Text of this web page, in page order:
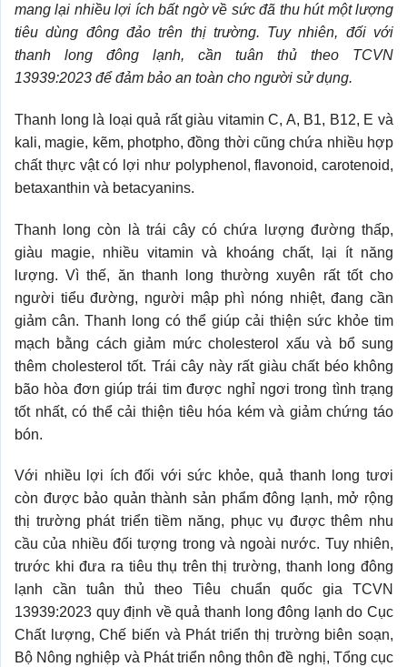
mang lại nhiều lợi íchbất ngờ về sức đã thu hút một lượng
tiêu dùng đông đảo trên thị trường. Tuy nhiên, đối với
thanh long đông lạnh, cần tuân thủ theo TCVN
13939:2023 để đảm bảo an toàn cho người sử dụng.
Thanh long là loại quả rất giàu vitamin C, A, B1, B12, E và
kali, magie, kẽm, photpho, đồng thời cũng chứa nhiều hợp
chất thực vật có lợi như polyphenol, flavonoid, carotenoid,
betaxanthin và betacyanins.
Thanh long còn là trái cây có chứa lượng đường thấp,
giàu magie, nhiều vitamin và khoáng chất, lại ít năng
lượng. Vì thế, ăn thanh long thường xuyên rất tốt cho
người tiểu đường, người mập phì nóng nhiệt, đang cần
giảm cân. Thanh long có thể giúp cải thiện sức khỏe tim
mạch bằng cách giảm mức cholesterol xấu và bổ sung
thêm cholesterol tốt. Trái cây này rất giàu chất béo không
bão hòa đơn giúp trái tim được nghỉ ngơi trong tình trạng
tốt nhất, có thể cải thiện tiêu hóa kém và giảm chứng táo
bón.
Với nhiều lợi ích đối với sức khỏe, quả thanh long tươi
còn được bảo quản thành sản phẩm đông lạnh, mở rộng
thị trường phát triển tiềm năng, phục vụ được thêm nhu
cầu của nhiều đối tượng trong và ngoài nước. Tuy nhiên,
trước khi đưa ra tiêu thụ trên thị trường, thanh long đông
lạnh cần tuân thủ theo Tiêu chuẩn quốc gia TCVN
13939:2023 quy định về quả thanh long đông lạnh do Cục
Chất lượng, Chế biến và Phát triển thị trường biên soạn,
Bộ Nông nghiệp và Phát triển nông thôn đề nghị, Tổng cục